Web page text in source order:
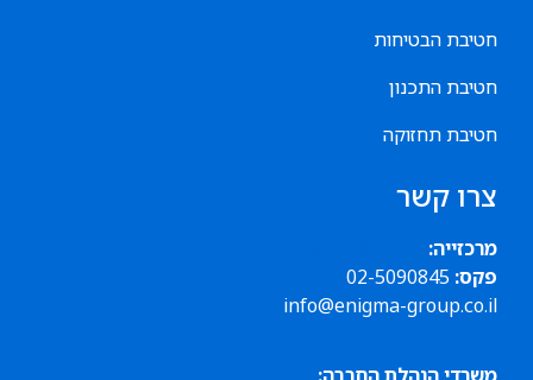
חטיבת הבטיחות
חטיבת התכנון
חטיבת תחזוקה
צרו קשר
מרכזייה:
פקס:
info@enigma-group.co.il